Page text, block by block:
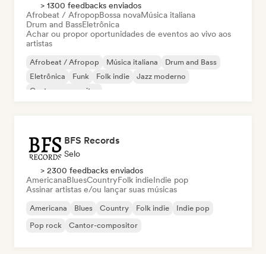
> 1300 feedbacks enviados
Afrobeat / AfropopBossa novaMúsica italiana
Drum and BassEletrônica
Achar ou propor oportunidades de eventos ao vivo aos
artistas
Afrobeat / Afropop Música italiana
Drum and Bass
Eletrônica
Funk Folk indie
Jazz moderno
Cantor-compositor
BFS Records
Selo
> 2300 feedbacks enviados
AmericanaBluesCountryFolk indieIndie pop
Assinar artistas e/ou lançar suas músicas
Americana Blues Country Folk indie
Indie pop
Pop rock
Cantor-compositor